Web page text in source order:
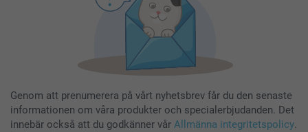
Genom att prenumerera på vårt nyhetsbrev får du den senaste
informationen om våra produkter och specialerbjudanden. Det
innebär också att du godkänner vår Allmänna integritetspolicy.